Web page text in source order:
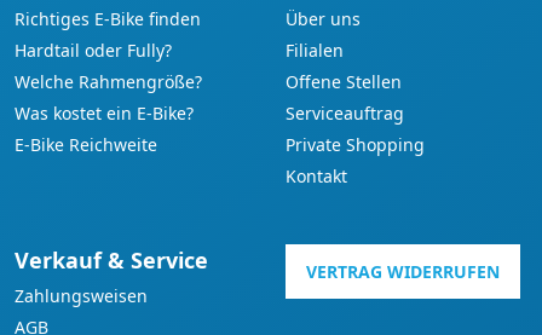
Richtiges E-Bike finden
Hardtail oder Fully?
Welche Rahmengröße?
Was kostet ein E-Bike?
E-Bike Reichweite
Über uns
Filialen
Offene Stellen
Serviceauftrag
Private Shopping
Kontakt
Verkauf & Service
Zahlungsweisen
AGB
VERTRAG WIDERRUFEN